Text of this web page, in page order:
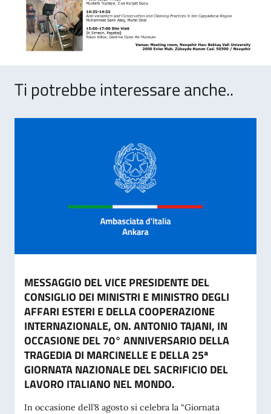
Ti potrebbe interessare anche..
MESSAGGIO DEL VICE PRESIDENTE DEL
CONSIGLIO DEI MINISTRI E MINISTRO DEGLI
AFFARI ESTERI E DELLA COOPERAZIONE
INTERNAZIONALE, ON. ANTONIO TAJANI, IN
OCCASIONE DEL 70° ANNIVERSARIO DELLA
TRAGEDIA DI MARCINELLE E DELLA 25ª
GIORNATA NAZIONALE DEL SACRIFICIO DEL
LAVORO ITALIANO NEL MONDO.
In occasione dell’8 agosto si celebra la “Giornata